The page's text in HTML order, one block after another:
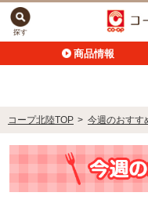
商品情報
探す
コープ北陸TOP > 今週のおすす